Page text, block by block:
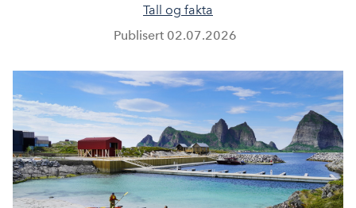
Tall og fakta
Publisert 02.07.2026